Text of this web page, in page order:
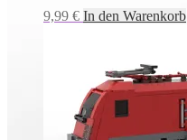
9,99 € In den Warenkorb